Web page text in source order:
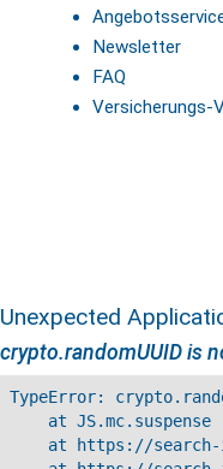
Newsletter
FAQ
Versicherungs-
Unexpected
crypto.randomUUID is
TypeError:
at JS.mc.suspense
at https://